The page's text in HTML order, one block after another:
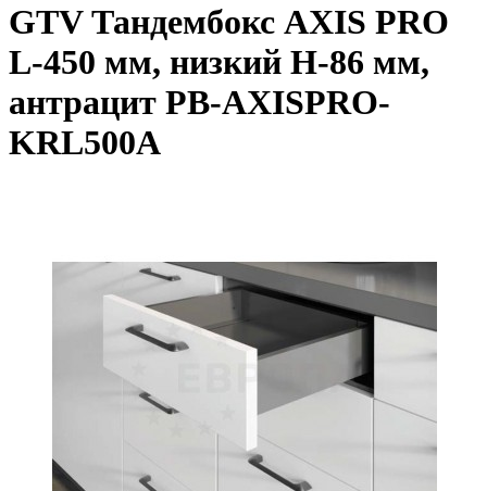
GTV Тандембокс AXIS PRO
L-450 мм, низкий H-86 мм,
антрацит PB-AXISPRO-
KRL500A